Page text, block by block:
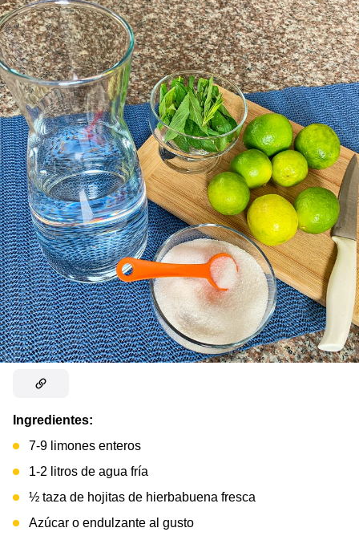
Ingredientes:
7-9 limones enteros
1-2 litros de agua fría
½ taza de hojitas de hierbabuena fresca
Azúcar o endulzante al gusto